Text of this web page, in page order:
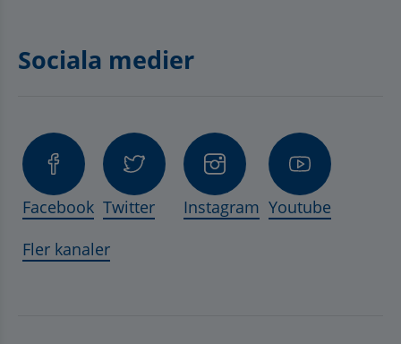
Sociala medier
Facebook Twitter Instagram Youtube
Fler kanaler